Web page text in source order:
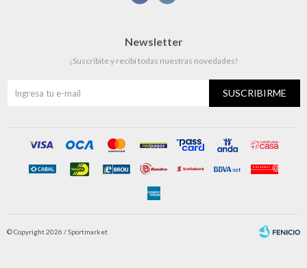
Newsletter
¡Suscribite y recibí todas nuestras novedades!
SUSCRIBIRME
© Copyright 2026 / Sportmarket